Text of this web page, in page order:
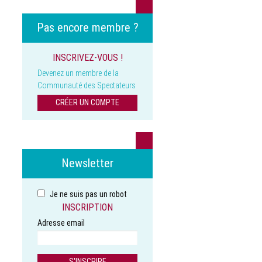
Pas encore membre ?
INSCRIVEZ-VOUS !
Devenez un membre de la
Communauté des Spectateurs
CRÉER UN COMPTE
Newsletter
Je ne suis pas un robot
INSCRIPTION
Adresse email